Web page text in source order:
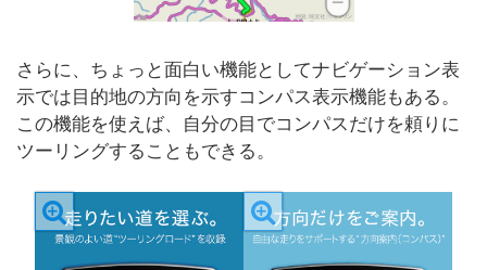
さらに、ちょっと面白い機能としてナビゲーション表
示では目的地の方向を示すコンパス表示機能もある。
この機能を使えば、自分の目でコンパスだけを頼りに
ツーリングすることもできる。